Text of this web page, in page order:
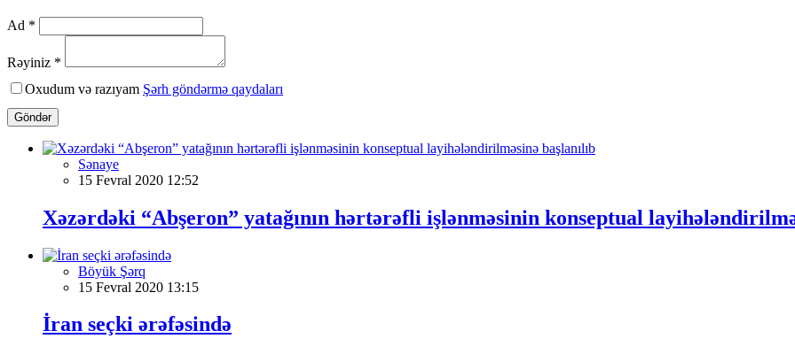
Ad *
Rəyiniz *
Oxudum və razıyam Şərh göndərmə qaydaları
Göndər
Sənaye
15 Fevral 2020 12:52
Xəzərdəki “Abşeron” yatağının hərtərəfli işlənməsinin konseptual
Böyük Şərq
15 Fevral 2020 13:15
İran seçki ərəfəsində